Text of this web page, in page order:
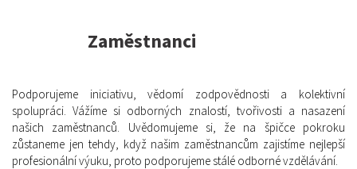
Zaměstnanci
Podporujeme iniciativu, vědomí zodpovědnosti a kolektivní
spolupráci. Vážíme si odborných znalostí, tvořivosti a nasazení
našich zaměstnanců. Uvědomujeme si, že na špičce pokroku
zůstaneme jen tehdy, když našim zaměstnancům zajistíme nejlepší
profesionální výuku, proto podporujeme stálé odborné vzdělávání.